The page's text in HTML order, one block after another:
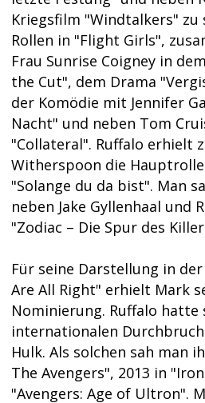
Kriegsfilm "Windtalkers" zu
Rollen in "Flight Girls",
Frau Sunrise Coigney in
the Cut", dem Drama
der Komödie mit Jennifer
Nacht" und neben Tom
"Collateral". Ruffalo erhielt
Witherspoon die
"Solange du da bist". Man
neben Jake Gyllenhaal und
"Zodiac – Die Spur des
Für seine Darstellung in
Are All Right" erhielt Mark
Nominierung. Ruffalo hatte
internationalen
Hulk. Als solchen sah man
The Avengers", 2013 in
"Avengers: Age of Ultron".